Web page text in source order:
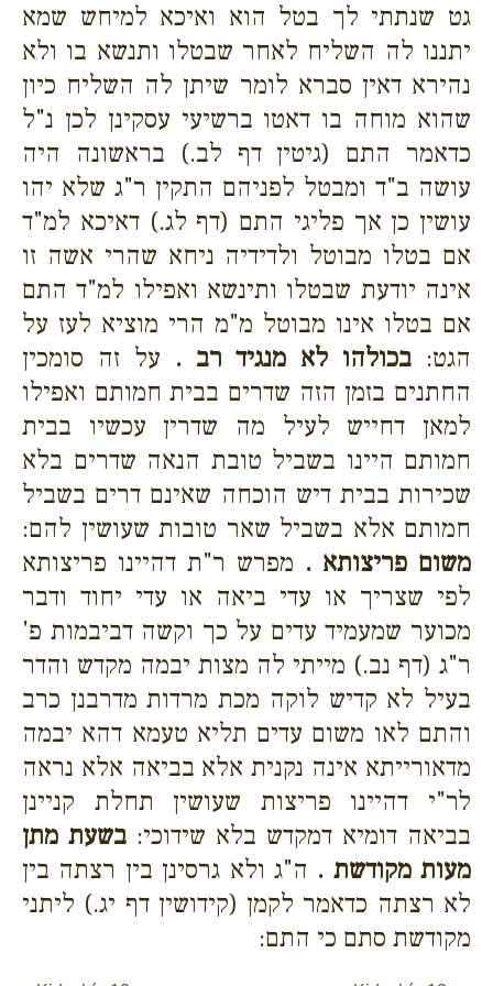
גט שנתתי לך בטל הוא ואיכא למיחש שמא
יתננו לה השליח לאחר שבטלו ותנשא בו ולא
נהירא דאין סברא לומר שיתן לה השליח כיון
שהוא מוחה בו דאטו ברשיעי עסקינן לכן נ"ל
כדאמר התם (גיטין דף לב.) בראשונה היה
עושה ב"ד ומבטל לפניהם התקין ר"ג שלא יהו
עושין כן אך פליגי התם (דף לג.) דאיכא למ"ד
אם בטלו מבוטל ולדידיה ניחא שהרי אשה זו
אינה יודעת שבטלו ותינשא ואפילו למ"ד התם
אם בטלו אינו מבוטל מ"מ הרי מוציא לעז על
הגט: בכולהו לא מנגיד רב . על זה סומכין
החתנים בזמן הזה שדרים בבית חמותם ואפילו
למאן דחייש לעיל מה שדרין עכשיו בבית
חמותם היינו בשביל טובת הנאה שדרים בלא
שכירות בבית דיש הוכחה שאינם דרים בשביל
חמותם אלא בשביל שאר טובות שעושין להם:
משום פריצותא . מפרש ר"ת דהיינו פריצותא
לפי שצריך או עדי ביאה או עדי יחוד ודבר
מכוער שמעמיד עדים על כך וקשה דביבמות פ'
ר"ג (דף נב.) מייתי לה מצות יבמה מקדש והדר
בעיל לא קדיש לוקה מכת מרדות מדרבנן כרב
והתם לאו משום עדים תליא טעמא דהא יבמה
מדאורייתא אינה נקנית אלא בביאה אלא נראה
לר"י דהיינו פריצות שעושין תחלת קניינן
בביאה דומיא דמקדש בלא שידוכי: בשעת מתן
מעות מקודשת . ה"ג ולא גרסינן בין רצתה בין
לא רצתה כדאמר לקמן (קידושין דף יג.) ליתני
מקודשת סתם כי התם: